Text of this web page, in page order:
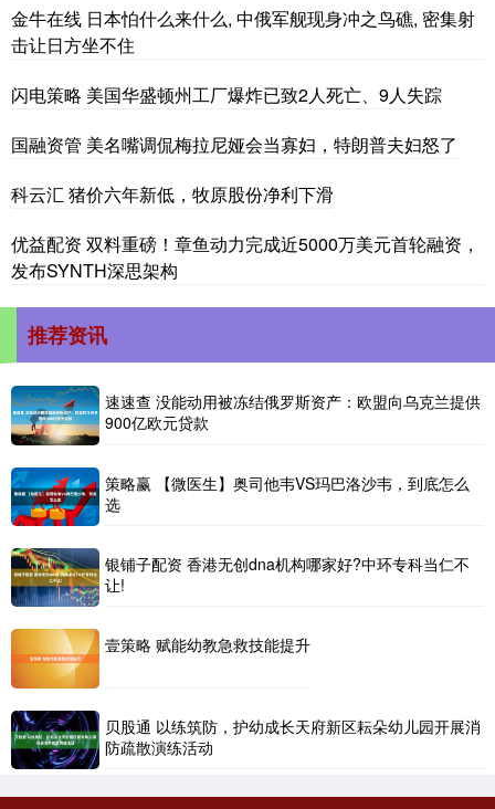
金牛在线 日本怕什么来什么, 中俄军舰现身冲之鸟礁, 密集射
击让日方坐不住
闪电策略 美国华盛顿州工厂爆炸已致2人死亡、9人失踪
国融资管 美名嘴调侃梅拉尼娅会当寡妇，特朗普夫妇怒了
科云汇 猪价六年新低，牧原股份净利下滑
优益配资 双料重磅！章鱼动力完成近5000万美元首轮融资，
发布SYNTH深思架构
推荐资讯
速速查 没能动用被冻结俄罗斯资产：欧盟向乌克兰提供
900亿欧元贷款
策略赢 【微医生】奥司他韦VS玛巴洛沙韦，到底怎么
选
银铺子配资 香港无创dna机构哪家好?中环专科当仁不
让!
壹策略 赋能幼教急救技能提升
贝股通 以练筑防，护幼成长天府新区耘朵幼儿园开展消
防疏散演练活动